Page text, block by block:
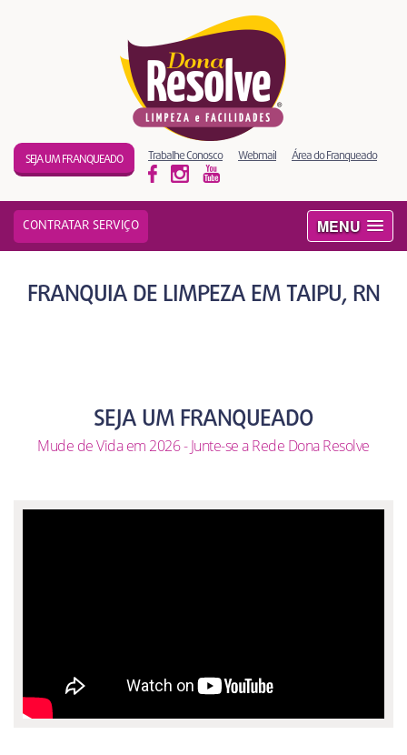
MENU
SEJA UM FRANQUEADO Trabalhe Conosco Webmail Área do Franqueado
CONTRATAR SERVIÇO
FRANQUIA DE LIMPEZA EM TAIPU, RN
SEJA UM FRANQUEADO
Mude de Vida em 2026 - Junte-se a Rede Dona Resolve